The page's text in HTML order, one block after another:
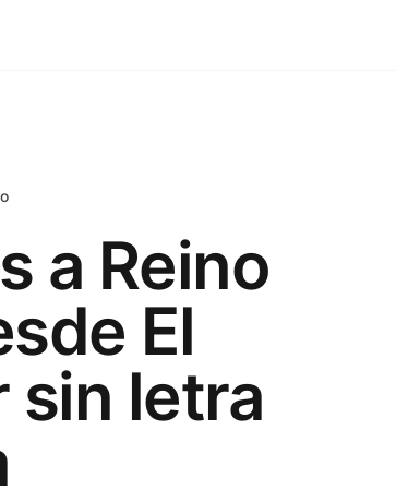
a Reino
El
sin letra